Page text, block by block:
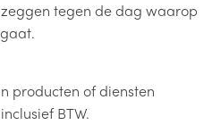
tegen de dag waarop
producten of diensten
BTW.